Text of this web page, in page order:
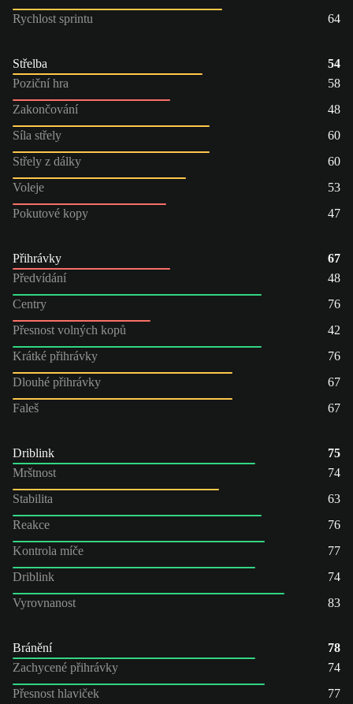
Rychlost sprintu
64
Střelba
54
Poziční hra
58
Zakončování
48
Síla střely
60
Střely z dálky
60
Voleje
53
Pokutové kopy
47
Přihrávky
67
Předvídání
48
Centry
76
Přesnost volných kopů
42
Krátké přihrávky
76
Dlouhé přihrávky
67
Faleš
67
Driblink
75
Mrštnost
74
Stabilita
63
Reakce
76
Kontrola míče
77
Driblink
74
Vyrovnanost
83
Bránění
78
Zachycené přihrávky
74
Přesnost hlaviček
77